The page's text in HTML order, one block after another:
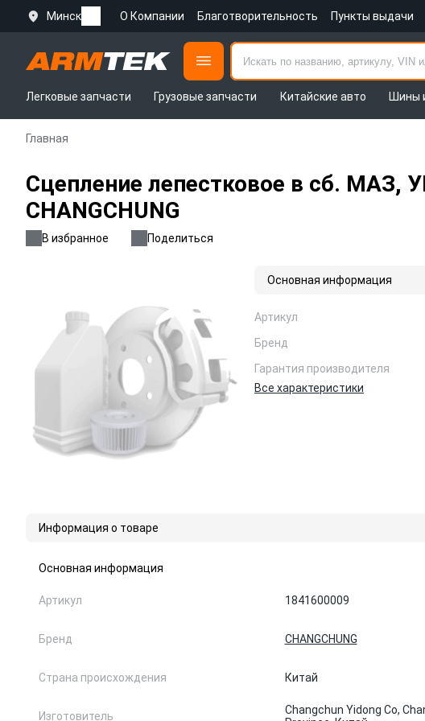
Минск О Компании Благотворительность Пункты выдачи
Легковые запчасти
Грузовые запчасти Китайские авто Шины
Главная
Сцепление лепестковое в сб.
CHANGCHUNG
В избранное Поделиться
Основная информация
Артикул
Бренд
Гарантия производителя
Все характеристики
Информация о товаре
Основная информация
Артикул 1841600009
Бренд CHANGCHUNG
Страна происхождения Китай
Изготовитель
Changchun Yidong Co,